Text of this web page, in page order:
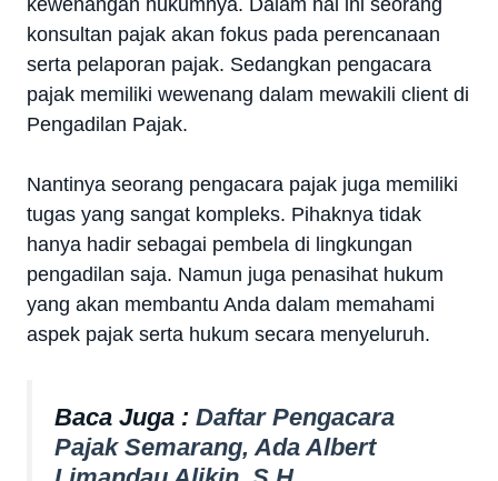
konsultan pajak akan fokus pada perencanaan
serta pelaporan pajak. Sedangkan pengacara
pajak memiliki wewenang dalam mewakili client di
Pengadilan Pajak.
Nantinya seorang pengacara pajak juga memiliki
tugas yang sangat kompleks. Pihaknya tidak
hanya hadir sebagai pembela di lingkungan
pengadilan saja. Namun juga penasihat hukum
yang akan membantu Anda dalam memahami
aspek pajak serta hukum secara menyeluruh.
Baca Juga : Daftar Pengacara
Pajak Semarang, Ada Albert